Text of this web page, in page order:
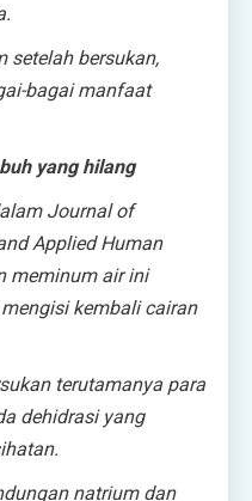
setelah bersukan,
bagai manfaat
yang hilang
Journal of
Applied Human
meminum air ini
kembali cairan
terutamanya para
dehidrasi yang
natrium dan